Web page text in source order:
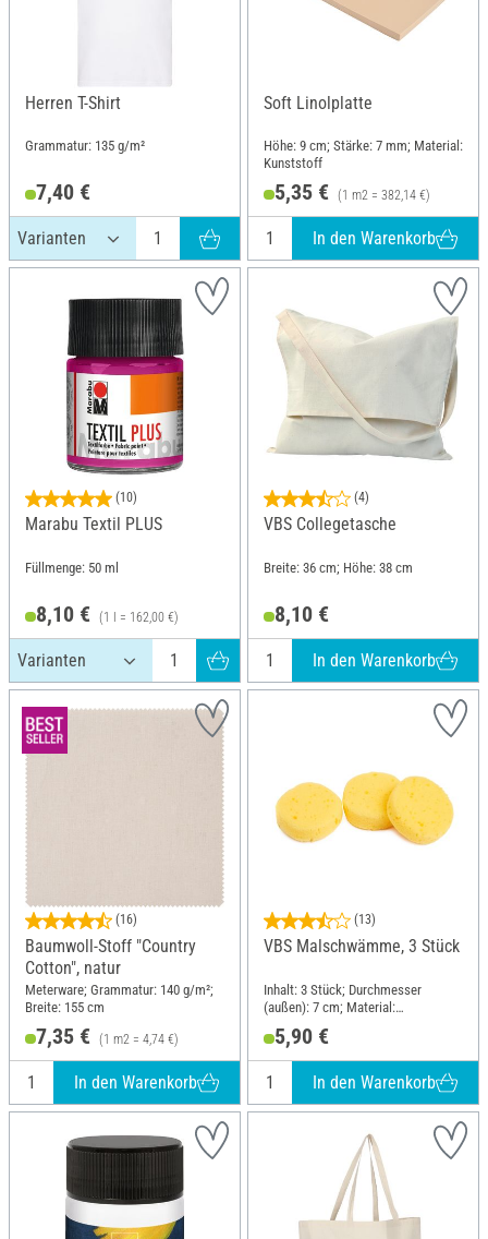
Herren T-Shirt
Grammatur: 135 g/m²
7,40 €
Soft Linolplatte
Höhe: 9 cm; Stärke: 7 mm; Material:
Kunststoff
5,35 € (1 m2 = 382,14 €)
In den Warenkorb
(10)
Marabu Textil PLUS
Füllmenge: 50 ml
8,10 € (1 l = 162,00 €)
(4)
VBS Collegetasche
Breite: 36 cm; Höhe: 38 cm
8,10 €
In den Warenkorb
(16)
Baumwoll-Stoff "Country
Cotton", natur
Meterware; Grammatur: 140 g/m²;
Breite: 155 cm
7,35 € (1 m2 = 4,74 €)
In den Warenkorb
(13)
VBS Malschwämme, 3 Stück
Inhalt: 3 Stück; Durchmesser
(außen): 7 cm; Material:
5,90 €
In den Warenkorb